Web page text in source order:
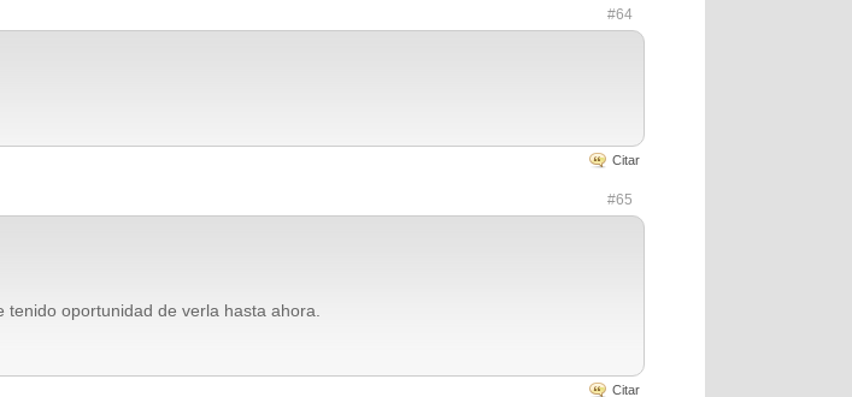
#64
Citar
#65
oportunidad de verla hasta ahora.
Citar